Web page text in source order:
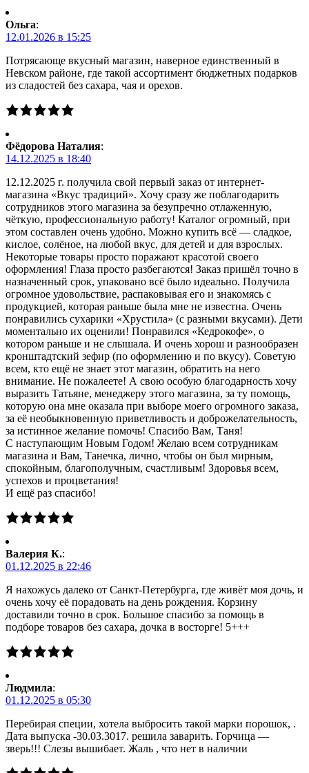
Ольга:
12.01.2026 в 15:25
Потрясающе вкусный магазин, наверное единственный в
Невском районе, где такой ассортимент бюджетных подарков
из сладостей без сахара, чая и орехов.
Фёдорова Наталия:
14.12.2025 в 18:40
12.12.2025 г. получила свой первый заказ от интернет-
магазина «Вкус традиций». Хочу сразу же поблагодарить
сотрудников этого магазина за безупречно отлаженную,
чёткую, профессиональную работу! Каталог огромный, при
этом составлен очень удобно. Можно купить всё — сладкое,
кислое, солёное, на любой вкус, для детей и для взрослых.
Некоторые товары просто поражают красотой своего
оформления! Глаза просто разбегаются! Заказ пришёл точно в
назначенный срок, упаковано всё было идеально. Получила
огромное удовольствие, распаковывая его и знакомясь с
продукцией, которая раньше была мне не известна. Очень
понравились сухарики «Хрустила» (с разными вкусами). Дети
моментально их оценили! Понравился «Кедрокофе», о
котором раньше и не слышала. И очень хорош и разнообразен
кронштадтский зефир (по оформлению и по вкусу). Советую
всем, кто ещё не знает этот магазин, обратить на него
внимание. Не пожалеете! А свою особую благодарность хочу
выразить Татьяне, менеджеру этого магазина, за ту помощь,
которую она мне оказала при выборе моего огромного заказа,
за её необыкновенную приветливость и доброжелательность,
за истинное желание помочь! Спасибо Вам, Таня!
С наступающим Новым Годом! Желаю всем сотрудникам
магазина и Вам, Танечка, лично, чтобы он был мирным,
спокойным, благополучным, счастливым! Здоровья всем,
успехов и процветания!
И ещё раз спасибо!
Валерия К.:
01.12.2025 в 22:46
Я нахожусь далеко от Санкт-Петербурга, где живёт моя дочь, и
очень хочу её порадовать на день рождения. Корзину
доставили точно в срок. Большое спасибо за помощь в
подборе товаров без сахара, дочка в восторге! 5+++
Людмила:
01.12.2025 в 05:30
Перебирая специи, хотела выбросить такой марки порошок, .
Дата выпуска -30.03.3017. решила заварить. Горчица —
зверь!!! Слезы вышибает. Жаль , что нет в наличии